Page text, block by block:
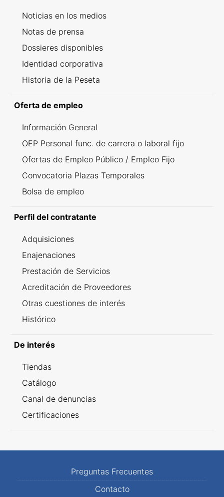
Noticias en los medios
Notas de prensa
Dossieres disponibles
Identidad corporativa
Historia de la Peseta
Oferta de empleo
Información General
OEP Personal func. de carrera o laboral fijo
Ofertas de Empleo Público / Empleo Fijo
Convocatoria Plazas Temporales
Bolsa de empleo
Perfil del contratante
Adquisiciones
Enajenaciones
Prestación de Servicios
Acreditación de Proveedores
Otras cuestiones de interés
Histórico
De interés
Tiendas
Catálogo
Canal de denuncias
Certificaciones
Preguntas Frecuentes
Contacto